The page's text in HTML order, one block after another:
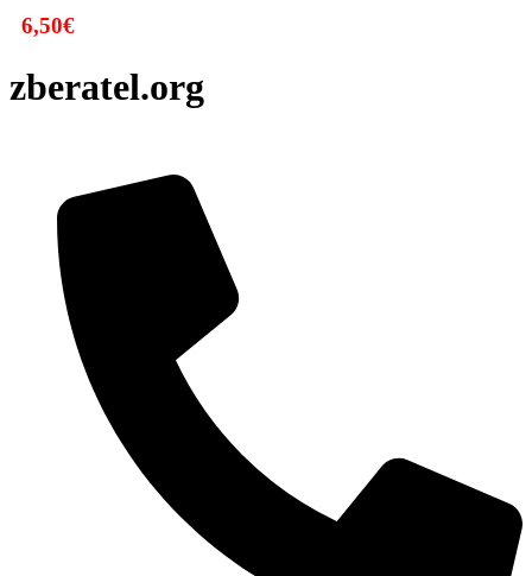
6,50€
zberatel.org